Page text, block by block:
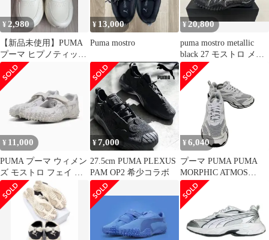
¥ 2,980
【新品未使用】PUMA
プーマ ヒプノティック
398610
¥ 13,000
Puma mostro
¥20,800
puma mostro metallic
black 27 モストロ メタ
リック
¥ 11,000
PUMA プーマ ウィメン
ズ モストロ フェイ レ
ース スニーカー
¥7,000
27.5cm PUMA PLEXUS
PAM OP2 希少コラボ
¥ 6,040
プーマ PUMA PUMA
MORPHIC ATMOS
PINK PUMA WHITE レ
ディース JPN：24.5